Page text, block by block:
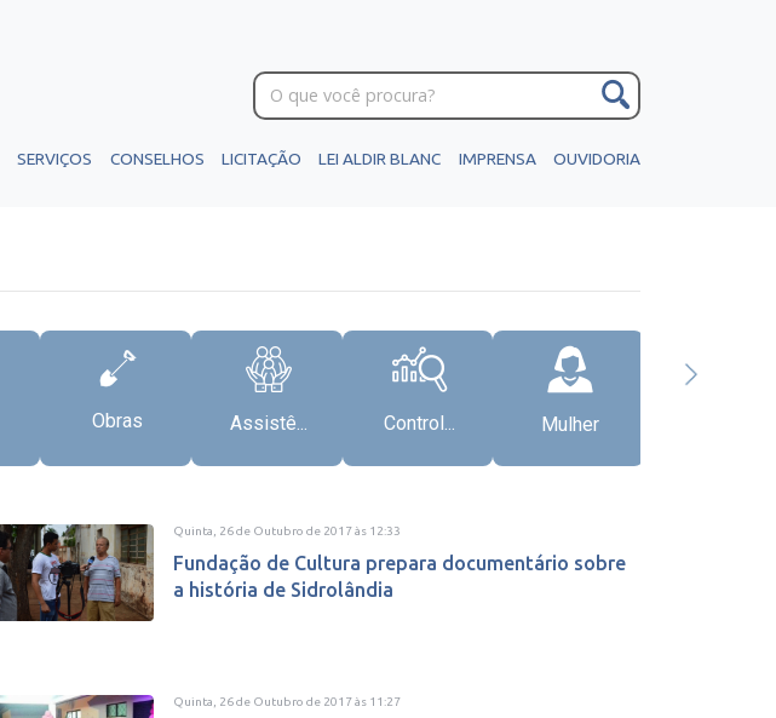
SERVIÇOS CONSELHOS LICITAÇÃO LEI ALDIR BLANC IMPRENSA OUVIDORIA
Obras Assistê... Control... Mulher
Quinta, 26 de Outubro de 2017às 12:33
Fundação de Cultura prepara documentário sobre
a história de Sidrolândia
Quinta, 26 de Outubro de 2017às 11:27